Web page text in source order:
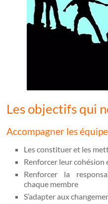
Les objectifs qui
Accompagner les
Les constituer et les
Renforcer leur
Renforcer la
chaque membre
S’adapter aux